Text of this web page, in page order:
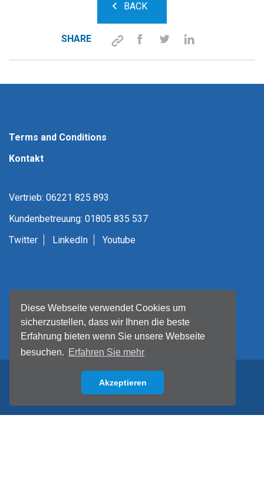
Diese Webseite verwendet Cookies um
sicherzustellen, dass wir Ihnen die beste
Erfahrung bieten wenn Sie unsere Webseite
besuchen. Erfahren Sie mehr
Akzeptieren
BACK
SHARE
Terms and Conditions
Kontakt
Vertrieb: 06221 825 893
Kundenbetreuung: 01805 835 537
Twitter
LinkedIn Youtube
Back to top